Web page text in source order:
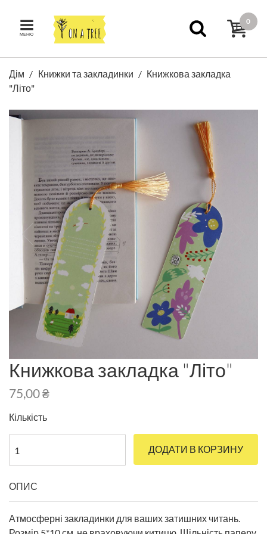
МЕНЮ
0
Дім Книжки та закладинки
Книжкова закладка
"Літо"
Книжкова закладка "Літо"
75,00₴
Кількість
ДОДАТИ В КОРЗИНУ
ОПИС
Атмосферні закладинки для ваших затишних читань.